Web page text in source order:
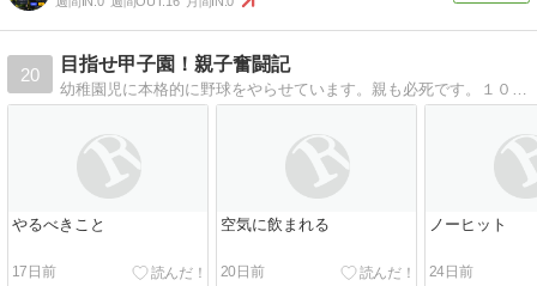
20
目指せ甲子園！親子奮闘記
やるべきこと
17日前
空気に飲まれる
20日前
ノーヒット
24日前